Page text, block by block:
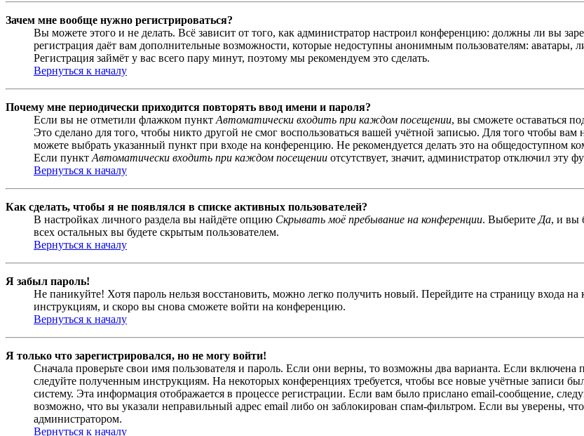
Зачем мне вообще нужно регистрироваться?
Вы можете этого и не делать. Всё зависит от того, как администратор настроил конференцию: должны ли вы
регистрация даёт вам дополнительные возможности, которые недоступны анонимным пользователям: аватары,
Регистрация займёт у вас всего пару минут, поэтому мы рекомендуем это сделать.
Вернуться к началу
Почему мне периодически приходится повторять ввод имени и пароля?
Если вы не отметили флажком пункт Автоматически входить при каждом посещении, вы сможете оставаться
Это сделано для того, чтобы никто другой не смог воспользоваться вашей учётной записью. Для того чтобы
можете выбрать указанный пункт при входе на конференцию. Не рекомендуется делать это на общедоступном
Если пункт Автоматически входить при каждом посещении отсутствует, значит, администратор отключил эту
Вернуться к началу
Как сделать, чтобы я не появлялся в списке активных пользователей?
В настройках личного раздела вы найдёте опцию Скрывать моё пребывание на конференции. Выберите Да, и вы
всех остальных вы будете скрытым пользователем.
Вернуться к началу
Я забыл пароль!
Не паникуйте! Хотя пароль нельзя восстановить, можно легко получить новый. Перейдите на страницу входа
инструкциям, и скоро вы снова сможете войти на конференцию.
Вернуться к началу
Я только что зарегистрировался, но не могу войти!
Сначала проверьте свои имя пользователя и пароль. Если они верны, то возможны два варианта. Если
следуйте полученным инструкциям. На некоторых конференциях требуется, чтобы все новые учётные записи
систему. Эта информация отображается в процессе регистрации. Если вам было прислано email-сообщение,
возможно, что вы указали неправильный адрес email либо он заблокирован спам-фильтром. Если вы уверены,
администратором.
Вернуться к началу